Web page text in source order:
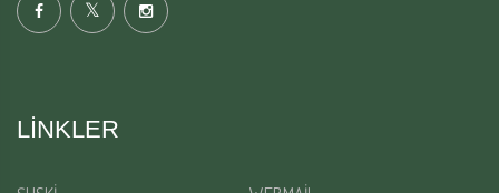
LINKLER